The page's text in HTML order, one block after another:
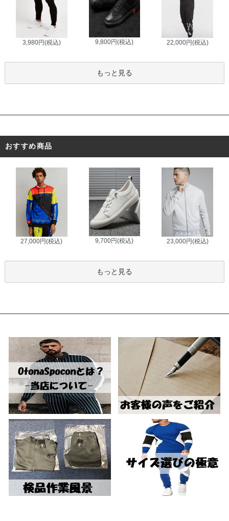
3,980円(税込) 9,800円(税込) 22,000円(税込)
もっと見る
おすすめ商品
27,000円(税込) 9,700円(税込) 23,000円(税込)
もっと見る